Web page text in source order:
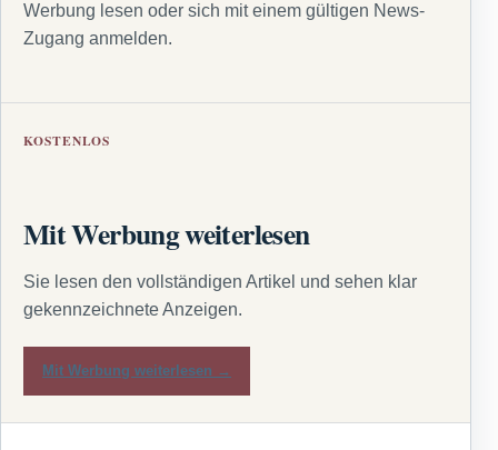
Werbung lesen oder sich mit einem gültigen News-
Zugang anmelden.
KOSTENLOS
Mit Werbung weiterlesen
Sie lesen den vollständigen Artikel und sehen klar
gekennzeichnete Anzeigen.
Mit Werbung weiterlesen →